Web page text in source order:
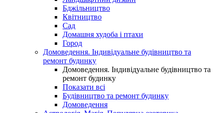
Бджільництво
Квітництво
Сад
Домашня худоба і птахи
Город
Домоведення. Індивідуальне будівництво та
ремонт будинку
Домоведення. Індивідуальне будівництво та
ремонт будинку
Показати всі
Будівництво та ремонт будинку
Домоведення